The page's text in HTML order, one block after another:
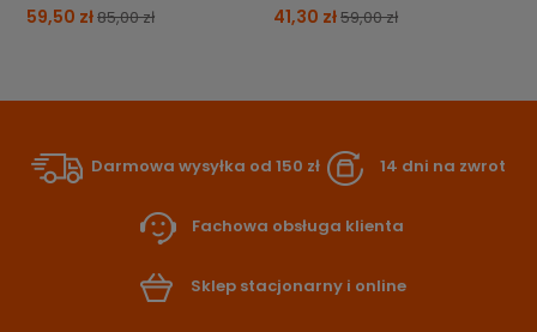
59,50 zł85,00 zł
41,30 zł59,00 zł
Darmowa wysyłka od 150 zł 14 dni na zwrot
Fachowa obsługa klienta
Sklep stacjonarny i online